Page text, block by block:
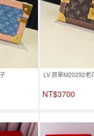
LV 原單M20292老
NT$3700